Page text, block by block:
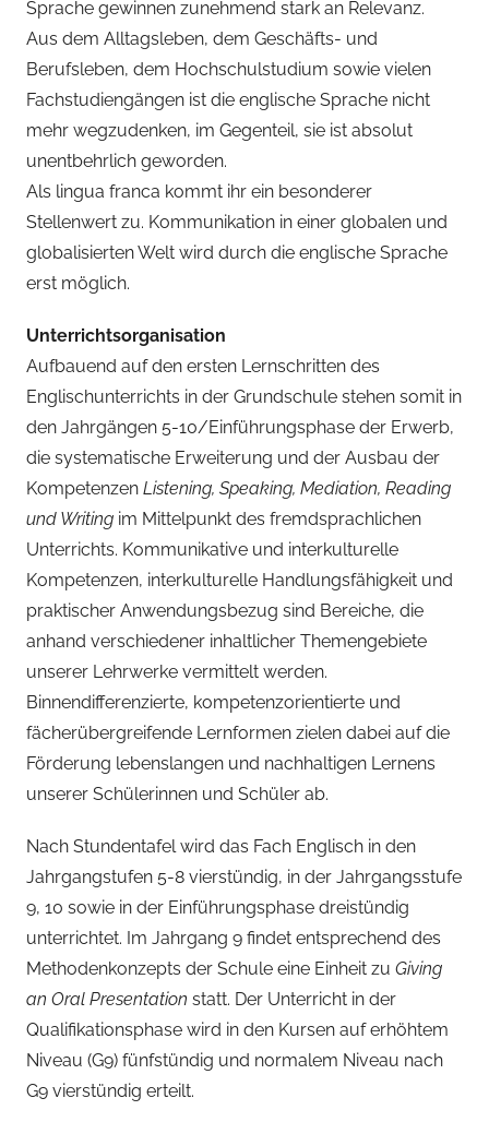
Sprache gewinnen zunehmend stark an Relevanz.
Aus dem Alltagsleben, dem Geschäfts- und
Berufsleben, dem Hochschulstudium sowie vielen
Fachstudiengängen ist die englische Sprache nicht
mehr wegzudenken, im Gegenteil, sie ist absolut
unentbehrlich geworden.
Als lingua franca kommt ihr ein besonderer
Stellenwert zu. Kommunikation in einer globalen und
globalisierten Welt wird durch die englische Sprache
erst möglich.
Unterrichtsorganisation
Aufbauend auf den ersten Lernschritten des
Englischunterrichts in der Grundschule stehen somit in
den Jahrgängen 5-10/Einführungsphase der Erwerb,
die systematische Erweiterung und der Ausbau der
Kompetenzen Listening, Speaking, Mediation, Reading
und Writing im Mittelpunkt des fremdsprachlichen
Unterrichts. Kommunikative und interkulturelle
Kompetenzen, interkulturelle Handlungsfähigkeit und
praktischer Anwendungsbezug sind Bereiche, die
anhand verschiedener inhaltlicher Themengebiete
unserer Lehrwerke vermittelt werden.
Binnendifferenzierte, kompetenzorientierte und
fächerübergreifende Lernformen zielen dabei auf die
Förderung lebenslangen und nachhaltigen Lernens
unserer Schülerinnen und Schüler ab.
Nach Stundentafel wird das Fach Englisch in den
Jahrgangstufen 5-8 vierstündig, in der Jahrgangsstufe
9, 10 sowie in der Einführungsphase dreistündig
unterrichtet. Im Jahrgang 9 findet entsprechend des
Methodenkonzepts der Schule eine Einheit zu Giving
an Oral Presentation statt. Der Unterricht in der
Qualifikationsphase wird in den Kursen auf erhöhtem
Niveau (G9) fünfstündig und normalem Niveau nach
G9 vierstündig erteilt.